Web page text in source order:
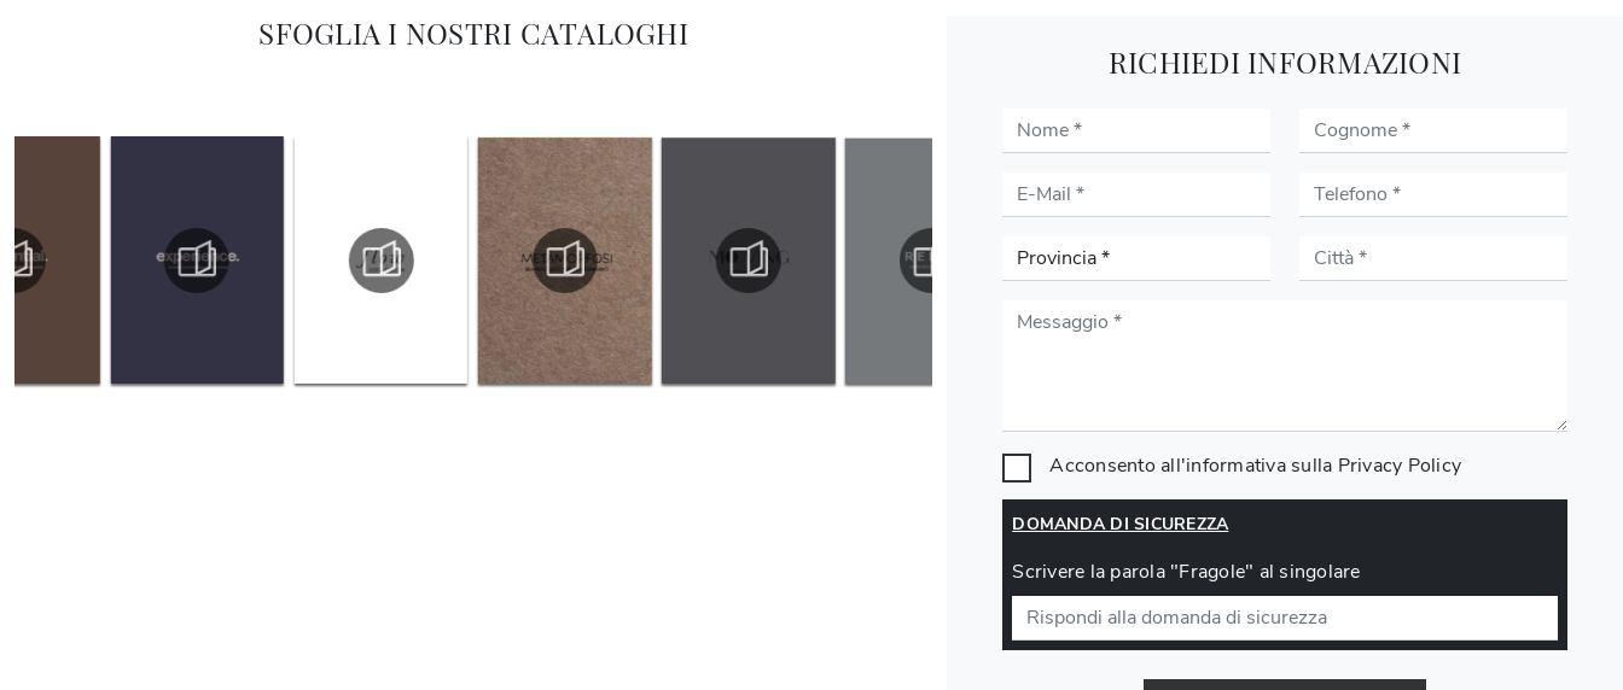
SFOGLIA I NOSTRI CATALOGHI
RICHIEDI INFORMAZIONI
Acconsento all'informativa sulla Privacy Policy
DOMANDA DI SICUREZZA
Scrivere la parola "Fragole" al singolare